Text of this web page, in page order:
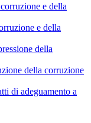
e della
e della
della
della corruzione
di adeguamento a